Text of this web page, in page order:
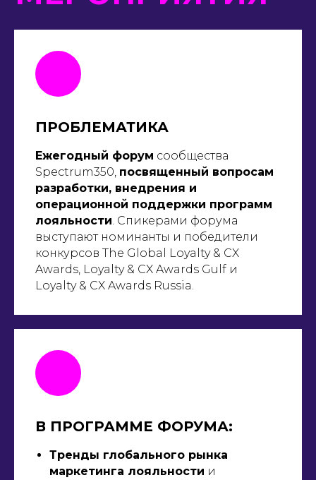
ПРОБЛЕМАТИКА
Ежегодный форум сообщества
Spectrum350, посвященный вопросам
разработки, внедрения и
операционной поддержки программ
лояльности. Спикерами форума
выступают номинанты и победители
конкурсов The Global Loyalty & CX
Awards, Loyalty & CX Awards Gulf и
Loyalty & CX Awards Russia.
В ПРОГРАММЕ ФОРУМА:
Тренды глобального рынка
маркетинга лояльности и